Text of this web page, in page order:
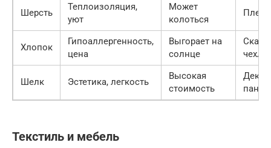
Шерсть
Теплоизоляция,
уют
Может
колоться
Хлопок
Гипоаллергенность,
цена
Выгорает на
солнце
чехлы
Шелк Эстетика, легкость
Высокая
стоимость
Текстиль и мебель